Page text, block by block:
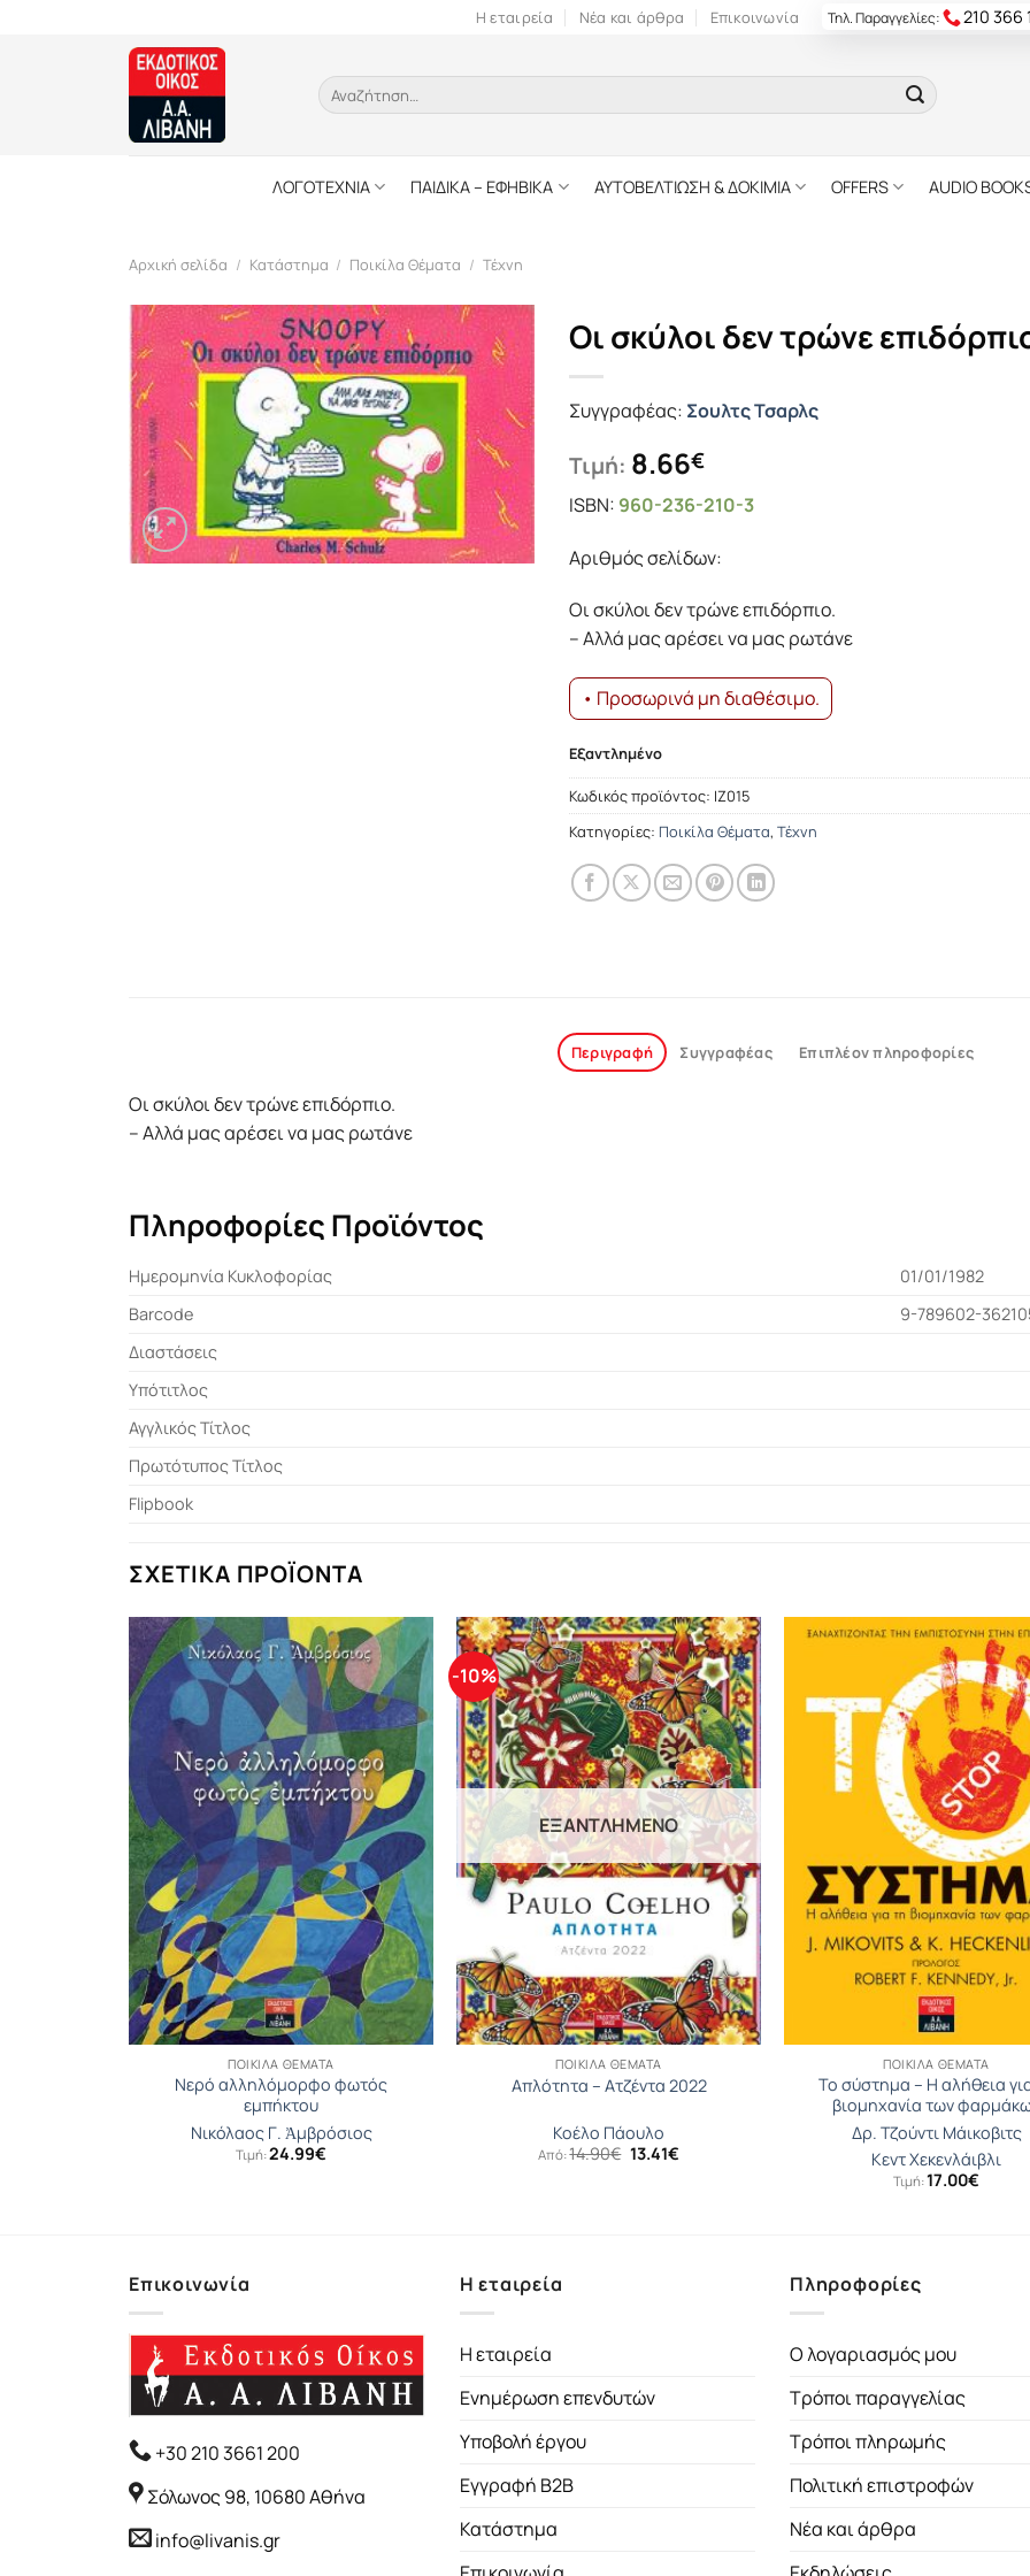
Η εταιρεία Νέα και άρθρα Επικοινωνία Τηλ. Παραγγελίες: 210 366
Αναζήτηση
για:
ΛΟΓΟΤΕΧΝΙΑ ΠΑΙΔΙΚΑ – ΕΦΗΒΙΚΑ ΑΥΤΟΒΕΛΤΙΩΣΗ & ΔΟΚΙΜΙΑ OFFERS AUDIO
Αρχική σελίδα / Κατάστημα / Ποικίλα Θέματα / Τέχνη
Οι σκύλοι δεν τρώνε
Συγγραφέας: Σουλτς Τσαρλς
Τιμή: 8.66€
ISBN: 960-236-210-3
Αριθμός σελίδων:
Οι σκύλοι δεν τρώνε επιδόρπιο.
– Αλλά μας αρέσει να μας ρωτάνε
• Προσωρινά μη διαθέσιμο.
Εξαντλημένο
Κωδικός προϊόντος: ΙΖ015
Κατηγορίες: Ποικίλα Θέματα,Τέχνη
Περιγραφή Συγγραφέας Επιπλέον πληροφορίες
Οι σκύλοι δεν τρώνε επιδόρπιο.
– Αλλά μας αρέσει να μας ρωτάνε
Πληροφορίες Προϊόντος
Ημερομηνία Κυκλοφορίας
01/01/1982
Barcode
9-789602-
Διαστάσεις
Υπότιτλος
Αγγλικός Τίτλος
Πρωτότυπος Τίτλος
Flipbook
ΣΧΕΤΙΚΆ ΠΡΟΪΌΝΤΑ
ΠΟΙΚΊΛΑ ΘΈΜΑΤΑ
Νερό αλληλόμορφο φωτός
εμπήκτου
Νικόλαος Γ. Ἀμβρόσιος
Τιμή:24.99€
-10%
ΕΞΑΝΤΛΗΜΈΝΟ
ΠΟΙΚΊΛΑ ΘΈΜΑΤΑ
Απλότητα – Ατζέντα 2022
Κοέλο Πάουλο
Από:14.90€ Original
13.41€Η
ΠΟΙΚΊΛΑ ΘΈΜΑΤΑ
Το σύστημα – Η αλήθεια
βιομηχανία των
Δρ. Τζούντι Μάικοβιτς
Κεντ Χεκενλάιβλι
Τιμή:17.00€
Επικοινωνία
+30 210 3661 200
Σόλωνος 98, 10680 Αθήνα
info@livanis.gr
Η εταιρεία
Η εταιρεία
Ενημέρωση επενδυτών
Υποβολή έργου
Εγγραφή B2B
Κατάστημα
Πληροφορίες
Ο λογαριασμός μου
Τρόποι παραγγελίας
Τρόποι πληρωμής
Πολιτική επιστροφών
Νέα και άρθρα